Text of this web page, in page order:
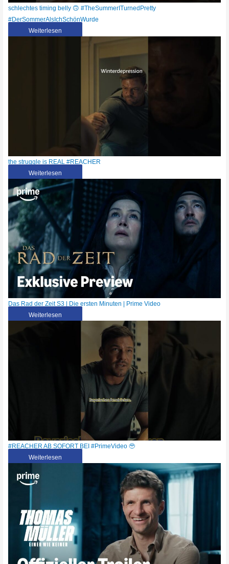
schlechtes timing belly 🙃 #TheSummerITurnedPretty
#DerSommerAlsIchSchönWurde
Weiterlesen
the struggle is REAL #REACHER
Weiterlesen
Das Rad der Zeit S3 | Die ersten Minuten | Prime Video
Weiterlesen
#REACHER AB SOFORT BEI #PrimeVideo 🥹
Weiterlesen